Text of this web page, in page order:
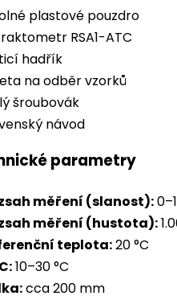
plastové pouzdro
RSA1-ATC
hadřík
na odběr vzorků
šroubovák
návod
parametry
měření (slanost):
měření (hustota):
teplota:20 °C
10–30 °C
cca 200 mm